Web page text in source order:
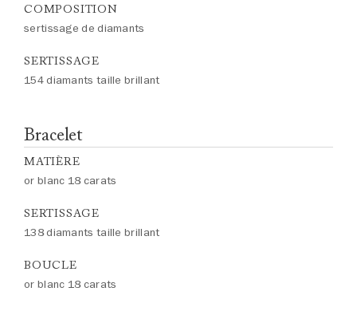
COMPOSITION
sertissage de diamants
SERTISSAGE
154 diamants taille brillant
Bracelet
MATIÈRE
or blanc 18 carats
SERTISSAGE
138 diamants taille brillant
BOUCLE
or blanc 18 carats